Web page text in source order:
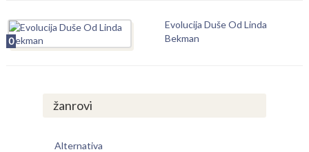
0
Evolucija Duše Od Linda
Bekman
žanrovi
Alternativa